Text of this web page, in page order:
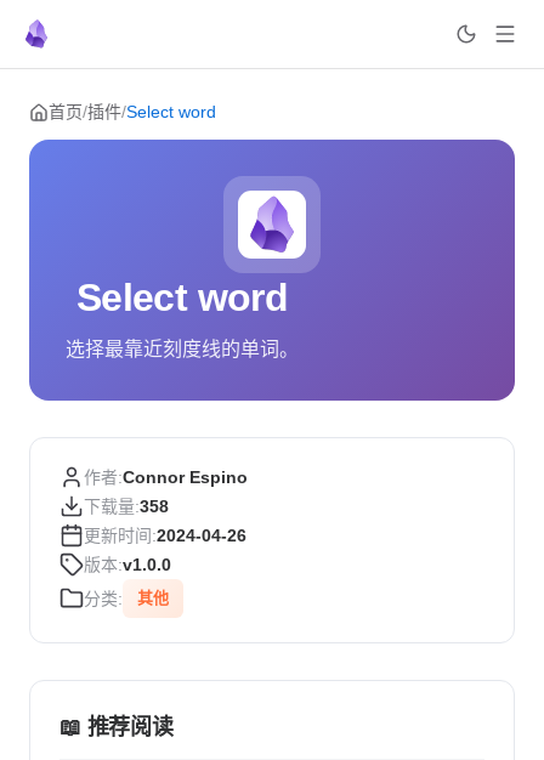
Skip to content
首页/插件/Select word
Select word
选择最靠近刻度线的单词。
作者:Connor Espino
下载量:358
更新时间:2024-04-26
版本:v1.0.0
分类:
其他
📖 推荐阅读